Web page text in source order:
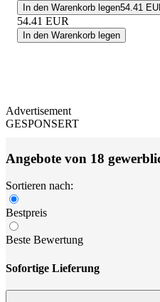
In den Warenkorb legen54.41
54.41 EUR
In den Warenkorb legen
Advertisement
GESPONSERT
Angebote von 18
Sortieren nach:
Bestpreis
Beste Bewertung
Sofortige Lieferung